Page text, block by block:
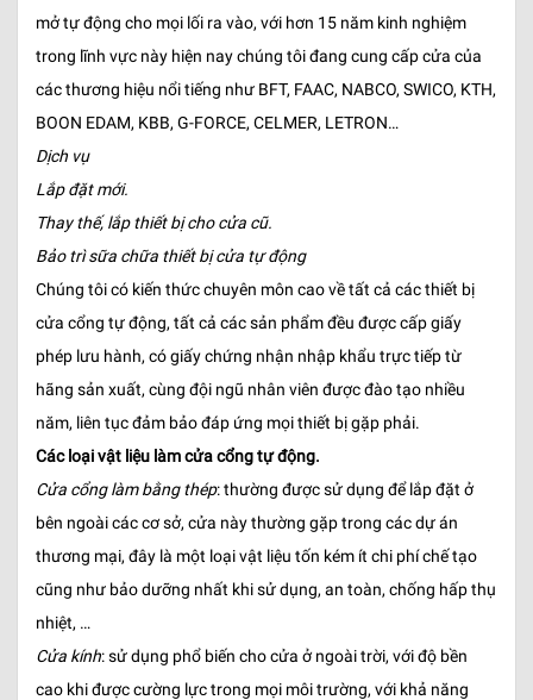
mở tự động cho mọi lối ra vào, với hơn 15 năm kinh nghiệm
trong lĩnh vực này hiện nay chúng tôi đang cung cấp cửa của
các thương hiệu nổi tiếng như BFT, FAAC, NABCO, SWICO, KTH,
BOON EDAM, KBB, G-FORCE, CELMER, LETRON…
Dịch vụ
Lắp đặt mới.
Thay thế, lắp thiết bị cho cửa cũ.
Bảo trì sữa chữa thiết bị cửa tự động
Chúng tôi có kiến thức chuyên môn cao về tất cả các thiết bị
cửa cổng tự động, tất cả các sản phẩm đều được cấp giấy
phép lưu hành, có giấy chứng nhận nhập khẩu trực tiếp từ
hãng sản xuất, cùng đội ngũ nhân viên được đào tạo nhiều
năm, liên tục đảm bảo đáp ứng mọi thiết bị gặp phải.
Các loại vật liệu làm cửa cổng tự động.
Cửa cổng làm bằng thép: thường được sử dụng để lắp đặt ở
bên ngoài các cơ sở, cửa này thường gặp trong các dự án
thương mại, đây là một loại vật liệu tốn kém ít chi phí chế tạo
cũng như bảo dưỡng nhất khi sử dụng, an toàn, chống hấp thụ
nhiệt, …
Cửa kính: sử dụng phổ biến cho cửa ở ngoài trời, với độ bền
cao khi được cường lực trong mọi môi trường, với khả năng